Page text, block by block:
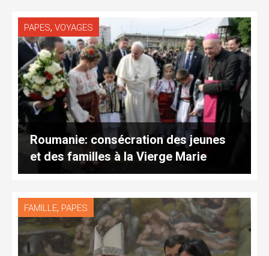
PAPES, VOYAGES
Roumanie: consécration des jeunes
et des familles à la Vierge Marie
FAMILLE, PAPES